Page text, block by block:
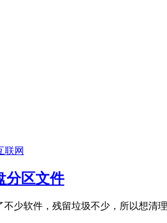
联网
分区文件
少软件，残留垃圾不少，所以想